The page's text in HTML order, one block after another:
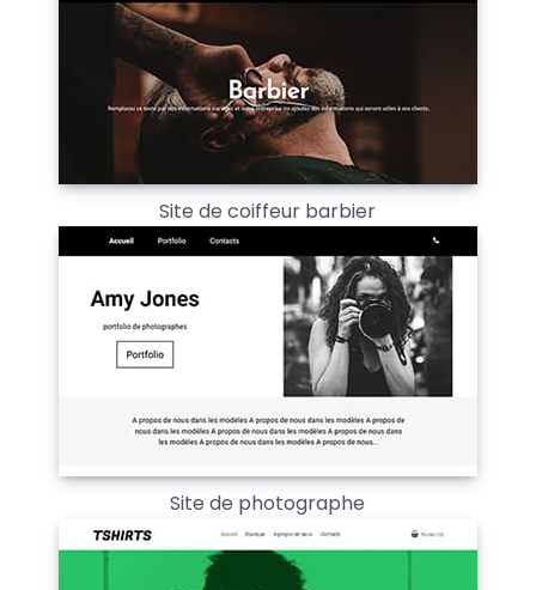
Site de coiffeur barbier
Site de photographe